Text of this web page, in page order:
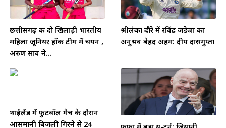
छत्तीसगढ़ की दो खिलाड़ी भारतीय
महिला जूनियर हॉकी टीम में चयन ,
अरुण साव ने...
श्रीलंका दौरे में रविंद्र जडेजा का
अनुभव बेहद अहम: दीप दासगुप्ता
थाईलैंड में फुटबॉल मैच के दौरान
आसमानी बिजली गिरने से 24